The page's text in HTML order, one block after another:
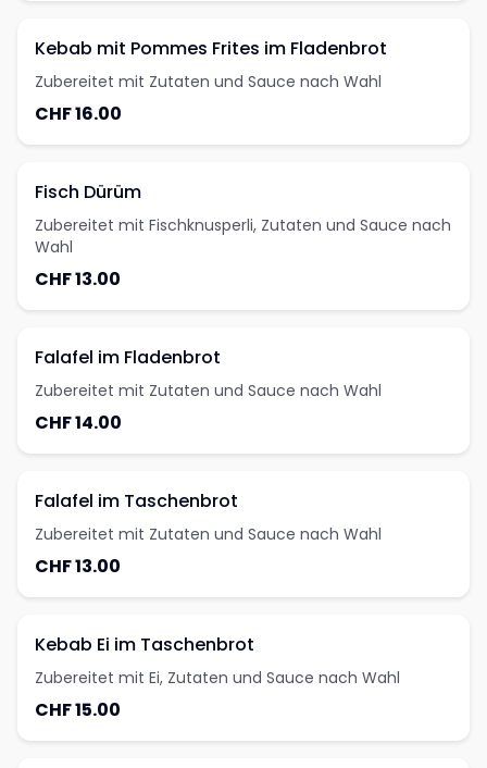
Kebab mit Pommes Frites im Fladenbrot
Zubereitet mit Zutaten und Sauce nach Wahl
CHF 16.00
Fisch Dürüm
Zubereitet mit Fischknusperli, Zutaten und Sauce nach
Wahl
CHF 13.00
Falafel im Fladenbrot
Zubereitet mit Zutaten und Sauce nach Wahl
CHF 14.00
Falafel im Taschenbrot
Zubereitet mit Zutaten und Sauce nach Wahl
CHF 13.00
Kebab Ei im Taschenbrot
Zubereitet mit Ei, Zutaten und Sauce nach Wahl
CHF 15.00